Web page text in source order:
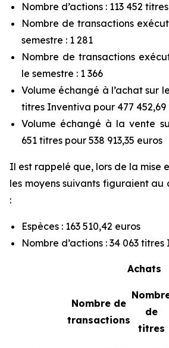
Nombre d’actions : 113 452
Nombre de transactions
semestre : 1 281
Nombre de transactions
le semestre : 1 366
Volume échangé à l’achat sur
titres Inventiva pour 477 452,69
Volume échangé à la vente
651 titres pour 538 913,35 euros
Il est rappelé que, lors de la mise
les moyens suivants figuraient
:
Espèces : 163 510,42 euros
Nombre d’actions : 34 063
Achats
Nombre de
transactions
de
titres